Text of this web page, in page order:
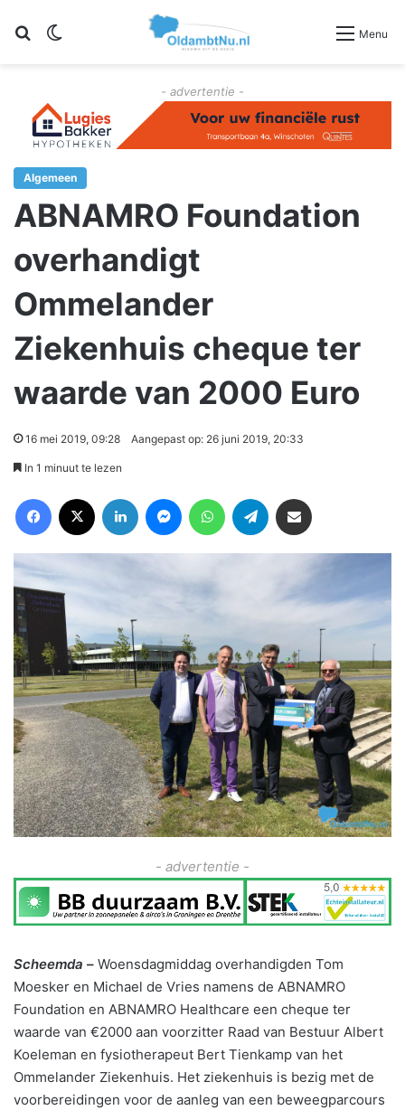
Zoeken Menu
- advertentie -
Algemeen
ABNAMRO Foundation
overhandigt
Ommelander
Ziekenhuis cheque ter
waarde van 2000 Euro
16 mei 2019, 09:28 Aangepast op: 26 juni 2019, 20:33
In 1 minuut te lezen
- advertentie -
Scheemda – Woensdagmiddag overhandigden Tom
Moesker en Michael de Vries namens de ABNAMRO
Foundation en ABNAMRO Healthcare een cheque ter
waarde van €2000 aan voorzitter Raad van Bestuur Albert
Koeleman en fysiotherapeut Bert Tienkamp van het
Ommelander Ziekenhuis. Het ziekenhuis is bezig met de
voorbereidingen voor de aanleg van een beweegparcours